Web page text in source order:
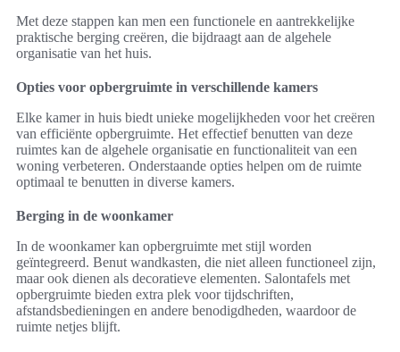
Met deze stappen kan men een functionele en aantrekkelijke
praktische berging creëren, die bijdraagt aan de algehele
organisatie van het huis.
Opties voor opbergruimte in verschillende kamers
Elke kamer in huis biedt unieke mogelijkheden voor het creëren
van efficiënte opbergruimte. Het effectief benutten van deze
ruimtes kan de algehele organisatie en functionaliteit van een
woning verbeteren. Onderstaande opties helpen om de ruimte
optimaal te benutten in diverse kamers.
Berging in de woonkamer
In de woonkamer kan opbergruimte met stijl worden
geïntegreerd. Benut wandkasten, die niet alleen functioneel zijn,
maar ook dienen als decoratieve elementen. Salontafels met
opbergruimte bieden extra plek voor tijdschriften,
afstandsbedieningen en andere benodigdheden, waardoor de
ruimte netjes blijft.